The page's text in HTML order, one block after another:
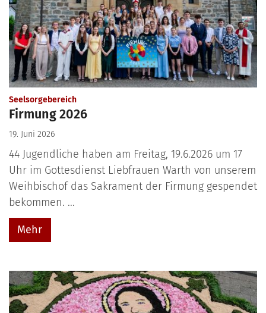
Seelsorgebereich:
Firmung 2026
19. Juni 2026
44 Jugendliche haben am Freitag, 19.6.2026 um 17
Uhr im Gottesdienst Liebfrauen Warth von unserem
Weihbischof das Sakrament der Firmung gespendet
bekommen. ...
Mehr